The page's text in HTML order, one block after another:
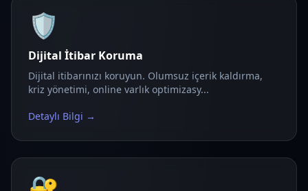
🛡️
Dijital İtibar Koruma
Dijital itibarınızı koruyun. Olumsuz içerik kaldırma,
kriz yönetimi, online varlık optimizasy...
Detaylı Bilgi →